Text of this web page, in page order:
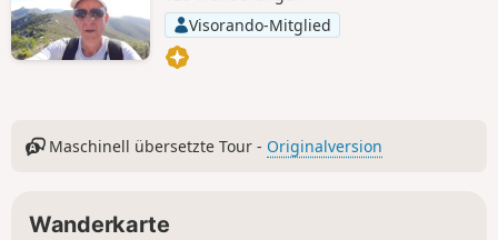
Visorando-Mitglied
Maschinell übersetzte Tour - Originalversion
Wanderkarte